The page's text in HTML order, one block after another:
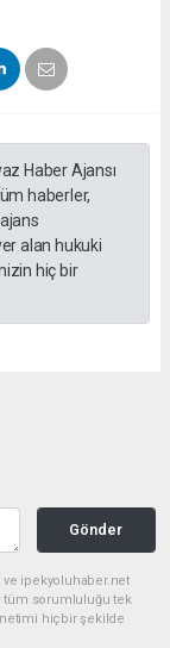
Haber Ajansı
haberler,
alan hukuki
hiç bir
Gönder
ve ipekyoluhaber.net
tüm sorumluluğu tek
hiçbir şekilde